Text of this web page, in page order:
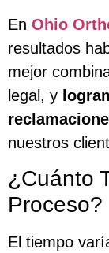
En Ohio
resultados
mejor
legal, y
nuestros
¿Cuánto
Proceso?
El tiempo